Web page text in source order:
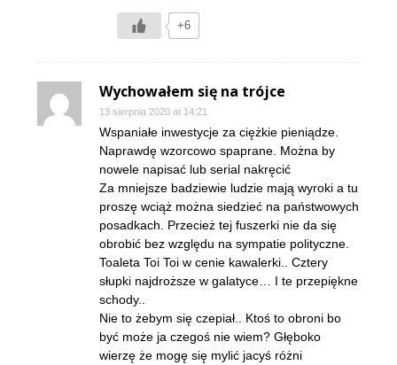
+6
Wychowałem się na trójce
13 sierpnia 2020 at 14:21
Wspaniałe inwestycje za ciężkie pieniądze.
Naprawdę wzorcowo spaprane. Można by
nowele napisać lub serial nakręcić
Za mniejsze badziewie ludzie mają wyroki a tu
proszę wciąż można siedzieć na państwowych
posadkach. Przecież tej fuszerki nie da się
obrobić bez względu na sympatie polityczne.
Toaleta Toi Toi w cenie kawalerki.. Cztery
słupki najdroższe w galatyce… I te przepiękne
schody..
Nie to żebym się czepiał.. Ktoś to obroni bo
być może ja czegoś nie wiem? Głęboko
wierzę że mogę się mylić jacyś różni